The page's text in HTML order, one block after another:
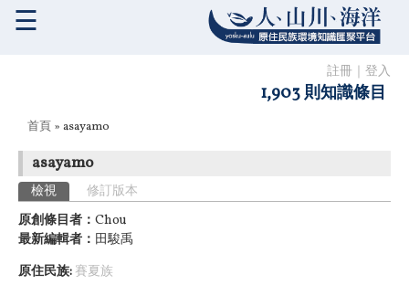
註冊 登入
1,903 則知識條目
☰
您在這裡
首頁 » asayamo
asayamo
主要索引標籤
檢視 (作用中頁籤)
修訂版本
原創條目者： Chou
最新編輯者： 田駿禹
原住民族: 賽夏族